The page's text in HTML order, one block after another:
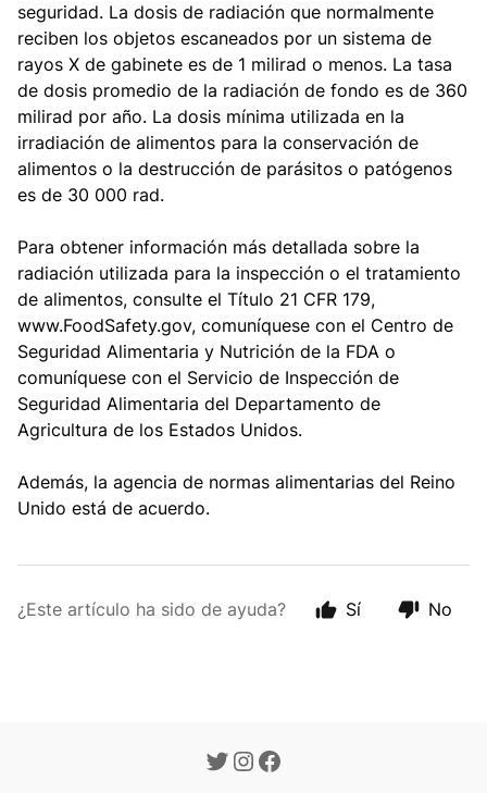
seguridad. La dosis de radiación que normalmente
reciben los objetos escaneados por un sistema de
rayos X de gabinete es de 1 milirad o menos. La tasa
de dosis promedio de la radiación de fondo es de 360
milirad por año. La dosis mínima utilizada en la
irradiación de alimentos para la conservación de
alimentos o la destrucción de parásitos o patógenos
es de 30 000 rad.
Para obtener información más detallada sobre la
radiación utilizada para la inspección o el tratamiento
de alimentos, consulte el Título 21 CFR 179,
www.FoodSafety.gov, comuníquese con el Centro de
Seguridad Alimentaria y Nutrición de la FDA o
comuníquese con el Servicio de Inspección de
Seguridad Alimentaria del Departamento de
Agricultura de los Estados Unidos.
Además, la agencia de normas alimentarias del Reino
Unido está de acuerdo.
¿Este artículo ha sido de ayuda? Sí No